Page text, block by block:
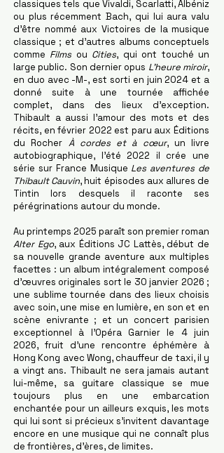
classiques tels que Vivaldi, Scarlatti, Albéniz
ou plus récemment Bach, qui lui aura valu
d’être nommé aux Victoires de la musique
classique ; et d’autres albums conceptuels
comme Films ou Cities, qui ont touché un
large public. Son dernier opus L’heure miroir,
en duo avec -M-, est sorti en juin 2024 et a
donné suite à une tournée affichée
complet, dans des lieux d’exception.
Thibault a aussi l’amour des mots et des
récits, en février 2022 est paru aux Éditions
du Rocher À cordes et à cœur, un livre
autobiographique, l’été 2022 il crée une
série sur France Musique Les aventures de
Thibault Cauvin, huit épisodes aux allures de
Tintin lors desquels il raconte ses
pérégrinations autour du monde.
Au printemps 2025 paraît son premier roman
Alter Ego, aux Éditions JC Lattès, début de
sa nouvelle grande aventure aux multiples
facettes : un album intégralement composé
d’œuvres originales sort le 30 janvier 2026 ;
une sublime tournée dans des lieux choisis
avec soin, une mise en lumière, en son et en
scène enivrante ; et un concert parisien
exceptionnel à l'Opéra Garnier le 4 juin
2026, fruit d’une rencontre éphémère à
Hong Kong avec Wong, chauffeur de taxi, il y
a vingt ans. Thibault ne sera jamais autant
lui-même, sa guitare classique se mue
toujours plus en une embarcation
enchantée pour un ailleurs exquis, les mots
qui lui sont si précieux s’invitent davantage
encore en une musique qui ne connaît plus
de frontières, d’ères, de limites.